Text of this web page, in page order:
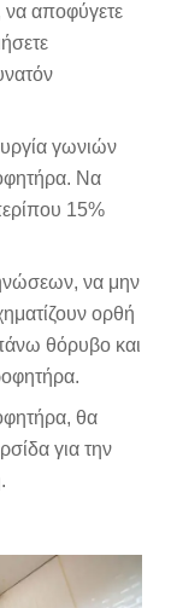
αποφύγετε
γωνιών
Να
15%
να μην
ορθή
θόρυβο και
θα
για την